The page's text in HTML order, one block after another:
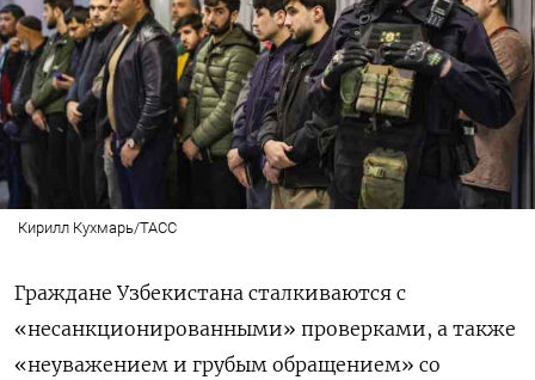
Кирилл Кухмарь/ТАСС
Граждане Узбекистана сталкиваются с
«несанкционированными» проверками, а также
«неуважением и грубым обращением» со